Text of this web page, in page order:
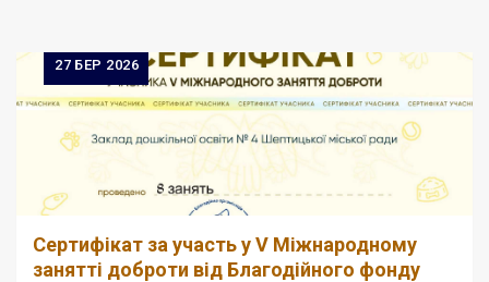
27 БЕР 2026
Сертифікат за участь у V Міжнародному
занятті доброти від Благодійного фонду